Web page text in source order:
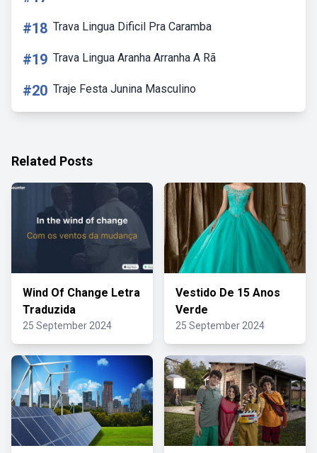
#18 Trava Lingua Dificil Pra Caramba
#19 Trava Lingua Aranha Arranha A Rã
#20 Traje Festa Junina Masculino
Related Posts
Wind Of Change Letra
Traduzida
25 September 2024
Vestido De 15 Anos
Verde
25 September 2024